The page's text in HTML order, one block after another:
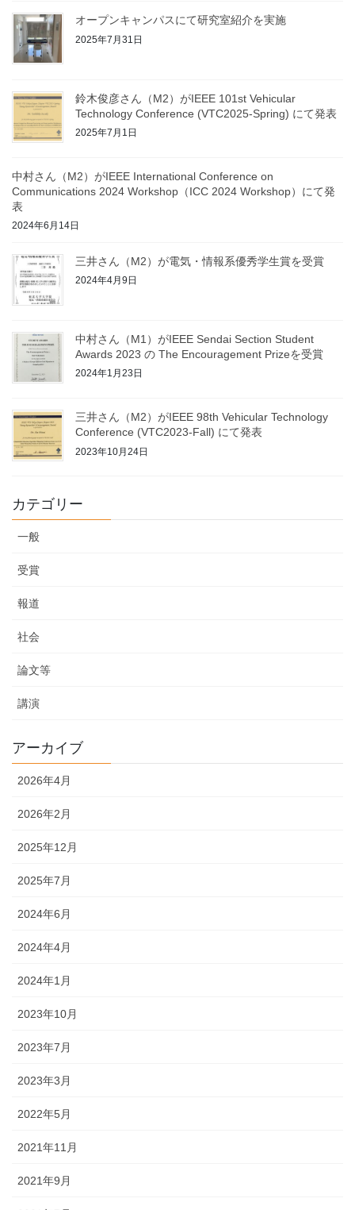
オープンキャンパスにて研究室紹介を実施
2025年7月31日
鈴木俊彦さん（M2）がIEEE 101st Vehicular
Technology Conference (VTC2025-Spring) にて発表
2025年7月1日
中村さん（M2）がIEEE International Conference on
Communications 2024 Workshop（ICC 2024 Workshop）にて発
表
2024年6月14日
三井さん（M2）が電気・情報系優秀学生賞を受賞
2024年4月9日
中村さん（M1）がIEEE Sendai Section Student
Awards 2023 の The Encouragement Prizeを受賞
2024年1月23日
三井さん（M2）がIEEE 98th Vehicular Technology
Conference (VTC2023-Fall) にて発表
2023年10月24日
カテゴリー
一般
受賞
報道
社会
論文等
講演
アーカイブ
2026年4月
2026年2月
2025年12月
2025年7月
2024年6月
2024年4月
2024年1月
2023年10月
2023年7月
2023年3月
2022年5月
2021年11月
2021年9月